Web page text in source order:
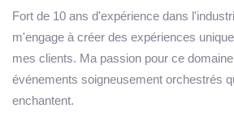
Fort de 10 ans d'expérience dans
m'engage à créer des expériences
mes clients. Ma passion pour ce
événements soigneusement orchestrés
enchantent.